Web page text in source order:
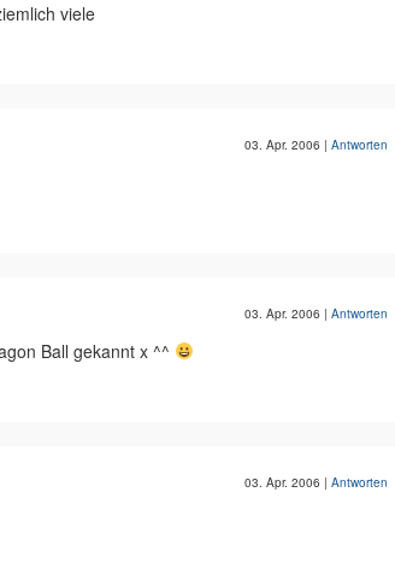
viele
03. Apr. 2006 | Antworten
03. Apr. 2006 | Antworten
Ball gekannt x ^^
03. Apr. 2006 | Antworten